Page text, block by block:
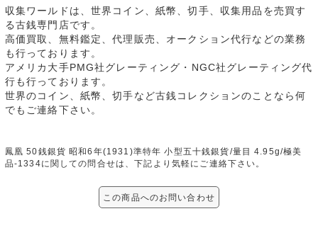
収集ワールドは、世界コイン、紙幣、切手、収集用品を売買す
る古銭専門店です。
高価買取、無料鑑定、代理販売、オークション代行などの業務
も行っております。
アメリカ大手PMG社グレーティング・NGC社グレーティング代
行も行っております。
世界のコイン、紙幣、切手など古銭コレクションのことなら何
でもご連絡下さい。
鳳凰 50銭銀貨 昭和6年(1931)準特年 小型五十銭銀貨/量目 4.95g/極美
品-1334に関しての問合せは、下記より気軽にご連絡下さい。
この商品へのお問い合わせ